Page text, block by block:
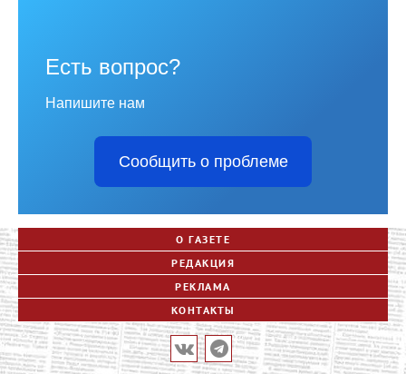
Есть вопрос?
Напишите нам
Сообщить о проблеме
О ГАЗЕТЕ
РЕДАКЦИЯ
РЕКЛАМА
КОНТАКТЫ